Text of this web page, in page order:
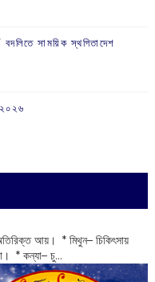
বদলিতে সাময়িক স্থগিতাদেশ
আয়। * মিথুন– চিকিৎসায়
* কন্যা– চু...